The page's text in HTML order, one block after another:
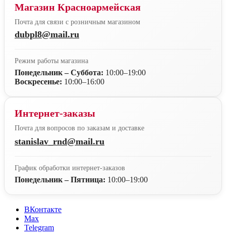
Магазин Красноармейская
Почта для связи с розничным магазином
dubpl8@mail.ru
Режим работы магазина
Понедельник – Суббота: 10:00–19:00
Воскресенье: 10:00–16:00
Интернет-заказы
Почта для вопросов по заказам и доставке
stanislav_rnd@mail.ru
График обработки интернет-заказов
Понедельник – Пятница: 10:00–19:00
ВКонтакте
Max
Telegram